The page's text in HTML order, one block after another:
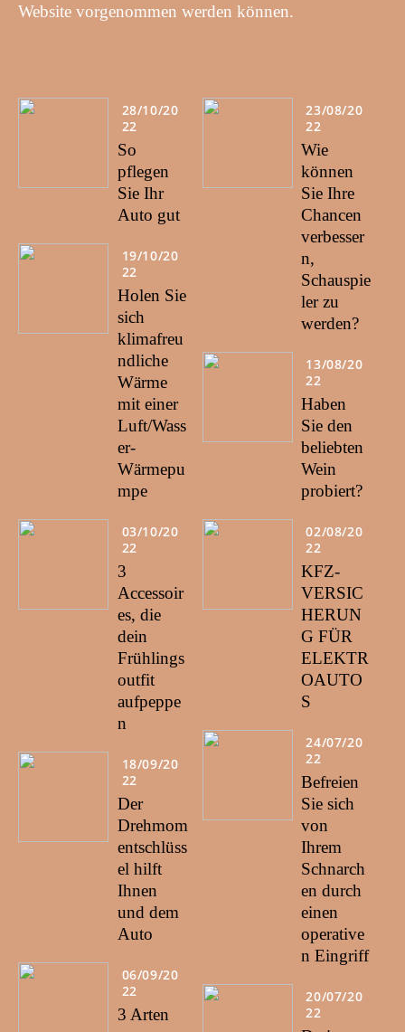
Website vorgenommen werden können.
28/10/20
22
So
pflegen
Sie Ihr
Auto gut
19/10/20
22
Holen Sie
sich
klimafreu
ndliche
Wärme
mit einer
Luft/Wass
er-
Wärmepu
mpe
03/10/20
22
3
Accessoir
es, die
dein
Frühlings
outfit
aufpeppe
n
18/09/20
22
Der
Drehmom
entschlüss
el hilft
Ihnen
und dem
Auto
06/09/20
22
3 Arten
23/08/20
22
Wie
können
Sie Ihre
Chancen
verbesser
n,
Schauspie
ler zu
werden?
13/08/20
22
Haben
Sie den
beliebten
Wein
probiert?
02/08/20
22
KFZ-
VERSIC
HERUN
G FÜR
ELEKTR
OAUTO
S
24/07/20
22
Befreien
Sie sich
von
Ihrem
Schnarch
en durch
einen
operative
n Eingriff
20/07/20
22